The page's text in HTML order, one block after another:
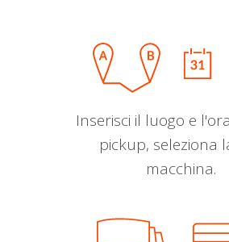
Inserisci il luogo e
pickup, seleziona
macchina.